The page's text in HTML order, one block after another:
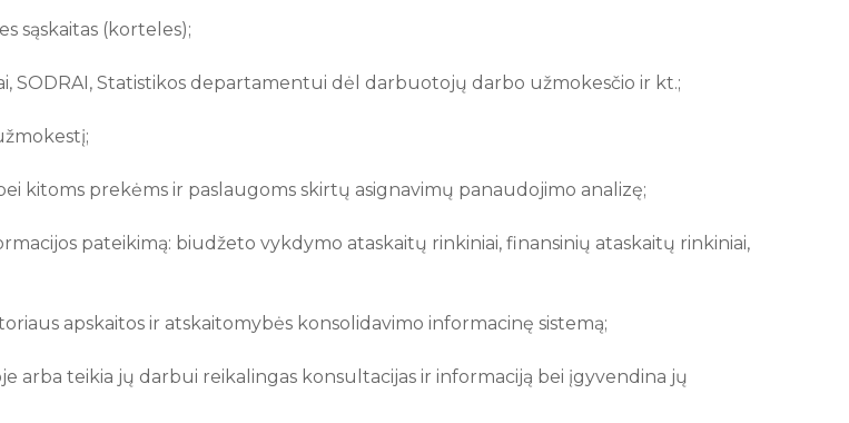
sąskaitas (korteles);
SODRAI, Statistikos departamentui dėl darbuotojų darbo užmokesčio ir kt.;
kitoms prekėms ir paslaugoms skirtų asignavimų panaudojimo analizę;
pateikimą: biudžeto vykdymo ataskaitų rinkiniai, finansinių ataskaitų rinkiniai,
apskaitos ir atskaitomybės konsolidavimo informacinę sistemą;
teikia jų darbui reikalingas konsultacijas ir informaciją bei įgyvendina jų